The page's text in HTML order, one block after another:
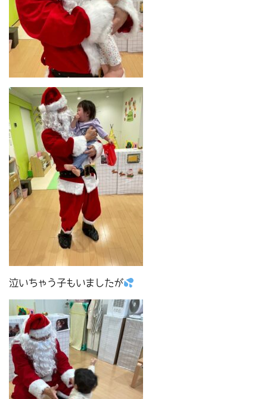
泣いちゃう子もいましたが